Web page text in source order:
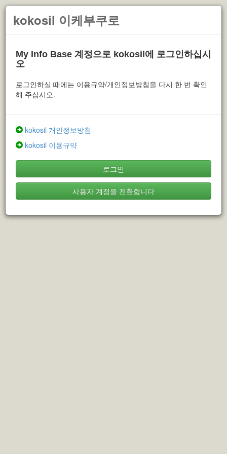
kokosil 이케부쿠로
My Info Base 계정으로 kokosil에 로그인하십시
오
로그인하실 때에는 이용규약/개인정보방침을 다시 한 번 확인
해 주십시오.
kokosil 개인정보방침
kokosil 이용규약
로그인
사용자 계정을 전환합니다